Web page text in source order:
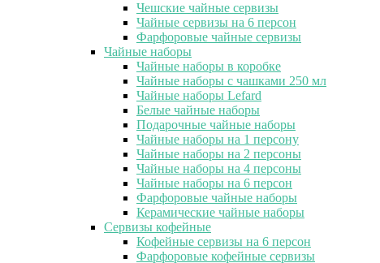
Чешские чайные сервизы
Чайные сервизы на 6 персон
Фарфоровые чайные сервизы
Чайные наборы
Чайные наборы в коробке
Чайные наборы с чашками 250 мл
Чайные наборы Lefard
Белые чайные наборы
Подарочные чайные наборы
Чайные наборы на 1 персону
Чайные наборы на 2 персоны
Чайные наборы на 4 персоны
Чайные наборы на 6 персон
Фарфоровые чайные наборы
Керамические чайные наборы
Сервизы кофейные
Кофейные сервизы на 6 персон
Фарфоровые кофейные сервизы